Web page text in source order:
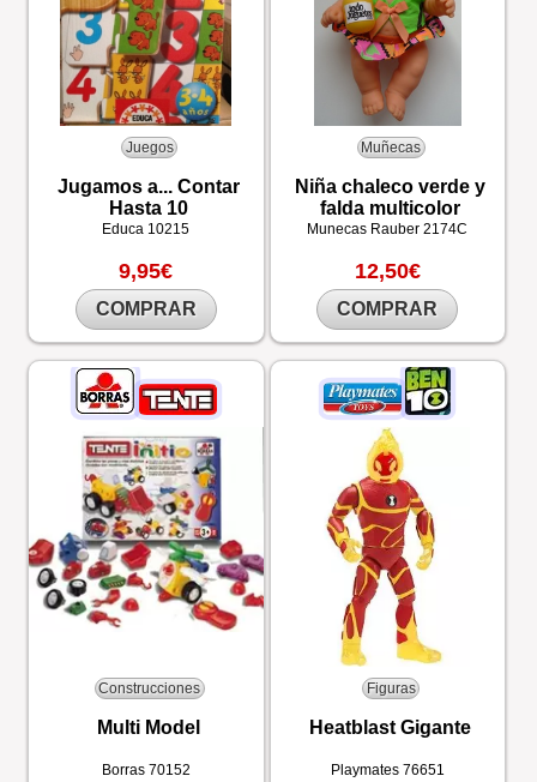
Juegos
Jugamos a... Contar
Hasta 10
Educa 10215
9,95€
COMPRAR
Muñecas
Niña chaleco verde y
falda multicolor
Munecas Rauber2174C
12,50€
COMPRAR
Construcciones
Multi Model
Borras 70152
Figuras
Heatblast Gigante
Playmates 76651